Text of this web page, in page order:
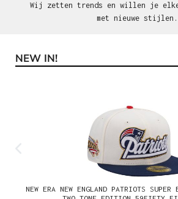
Wij zetten trends en willen je elke
met nieuwe stijlen.
Productgalerij overslaan
NEW IN!
NEW ERA NEW ENGLAND PATRIOTS SUPER